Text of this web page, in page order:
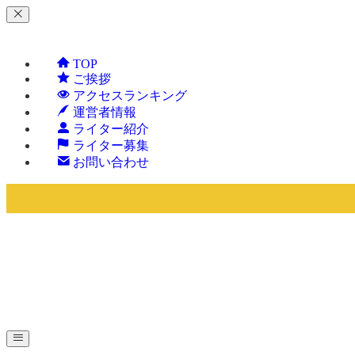
TOP
ご挨拶
アクセスランキング
運営者情報
ライター紹介
ライター募集
お問い合わせ